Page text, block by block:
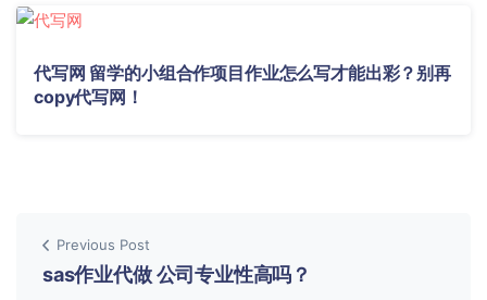
代写网 留学的小组合作项目作业怎么写才能出彩？别再
copy代写网！
Previous Post
sas作业代做 公司专业性高吗？